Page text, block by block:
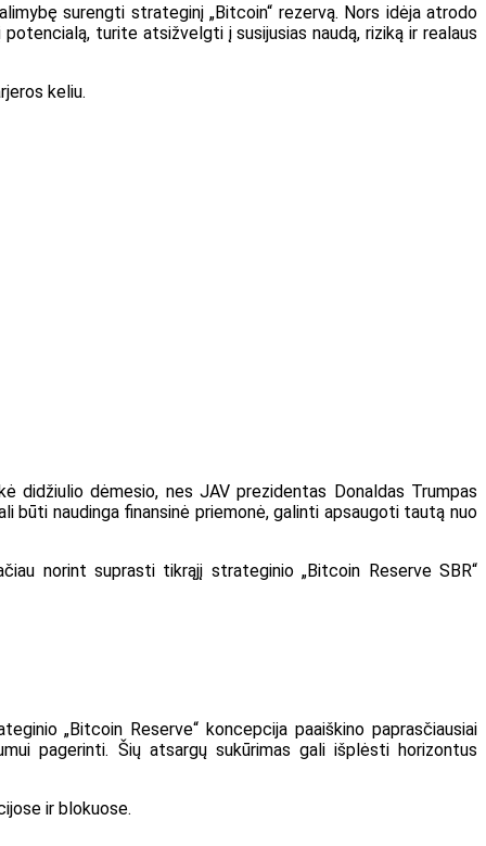
surengti strateginį „Bitcoin“ rezervą. Nors idėja atrodo
turite atsižvelgti į susijusias naudą, riziką ir realaus
keliu.
didžiulio dėmesio, nes JAV prezidentas Donaldas Trumpas
būti naudinga finansinė priemonė, galinti apsaugoti tautą nuo
norint suprasti tikrąjį strateginio „Bitcoin Reserve SBR“
„Bitcoin Reserve“ koncepcija paaiškino paprasčiausiai
pagerinti. Šių atsargų sukūrimas gali išplėsti horizontus
ir blokuose.